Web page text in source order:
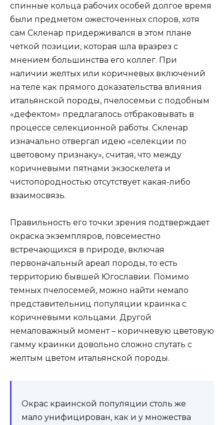
спинные кольца рабочих особей долгое время
были предметом ожесточенных споров, хотя
сам Скленар придерживался в этом плане
четкой позиции, которая шла вразрез с
мнением большинства его коллег. При
наличии желтых или коричневых включений
на теле как прямого доказательства влияния
итальянской породы, пчелосемьи с подобным
«дефектом» предлагалось отбраковывать в
процессе селекционной работы. Скленар
изначально отвергал идею «селекции по
цветовому признаку», считая, что между
коричневыми пятнами экзоскелета и
чистопородностью отсутствует какая-либо
взаимосвязь.
Правильность его точки зрения подтверждает
окраска экземпляров, повсеместно
встречающихся в природе, включая
первоначальный ареал породы, то есть
территорию бывшей Югославии. Помимо
темных пчелосемей, можно найти немало
представительниц популяции краинка с
коричневыми кольцами. Другой
немаловажный момент – коричневую цветовую
гамму краинки довольно сложно спутать с
желтым цветом итальянской породы.
Окрас краинской популяции столь же
мало унифицирован, как и у множества